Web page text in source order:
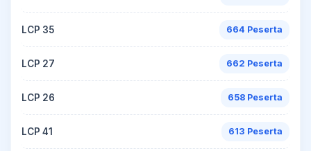
LCP 35 664 Peserta
LCP 27 662 Peserta
LCP 26 658 Peserta
LCP 41 613 Peserta